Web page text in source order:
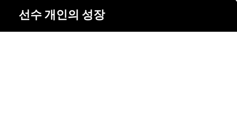
선수 개인의 성장